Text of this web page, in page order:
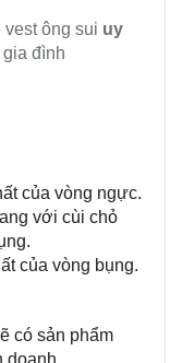
ông sui uy
đình
của vòng ngực.
với cùi chỏ
của vòng bụng.
có sản phẩm